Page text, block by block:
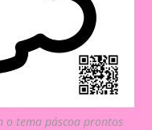
o tema páscoa prontos